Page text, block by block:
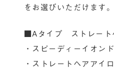
をお選びいただけます。
■Aタイプ ストレート
・スピーディーイオン
・ストレートヘアアイ